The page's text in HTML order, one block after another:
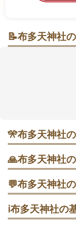
📝布多天神社
ていそう。参拝
がスムーズ。
🎌布多天神社
毎月第1日曜 手作
地場の品が並び家
が快適で、昼前は
繕で休止予定と案
毎月第2日曜 骨董
でスムーズ。10〜
🙏布多天神社
1. 鳥居前で一礼→
一礼の順で。基本
2. 随神門から拝殿
💬布多天神社
ℹ️布多天神社の